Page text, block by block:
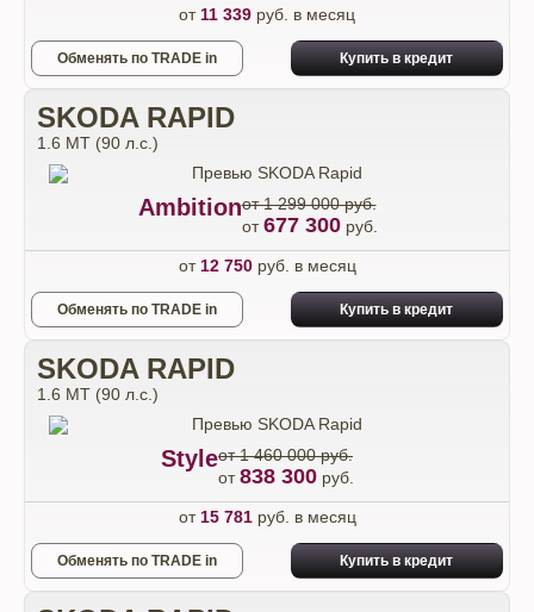
от 11 339 руб. в месяц
Обменять по TRADE in Купить в кредит
SKODA RAPID
1.6 MT (90 л.с.)
Ambitionот 1 299 000 руб.
от677 300руб.
от 12 750руб. в месяц
Обменять по TRADE in Купить в кредит
SKODA RAPID
1.6 MT (90 л.с.)
Styleот 1 460 000 руб.
от838 300 руб.
от 15 781руб. в месяц
Обменять по TRADE in Купить в кредит